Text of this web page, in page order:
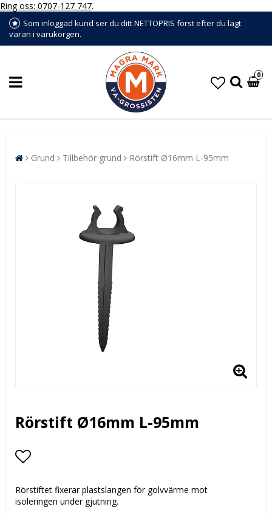
Ring oss: 0707-127 747.
Som inloggad kund ser du ditt NETTOPRIS först efter du lagt
varan i varukorgen.
0
Grund Tillbehör grund Rörstift Ø16mm L-95mm
Rörstift Ø16mm L-95mm
Rörstiftet fixerar plastslangen för golvvärme mot
isoleringen under gjutning.